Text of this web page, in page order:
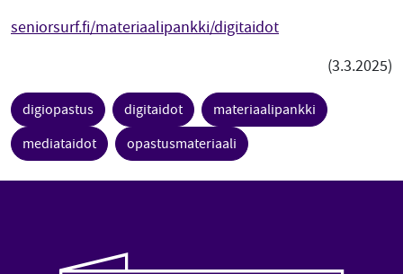
seniorsurf.fi/materiaalipankki/digitaidot
(3.3.2025)
digiopastus digitaidot
materiaalipankki
mediataidot
opastusmateriaali